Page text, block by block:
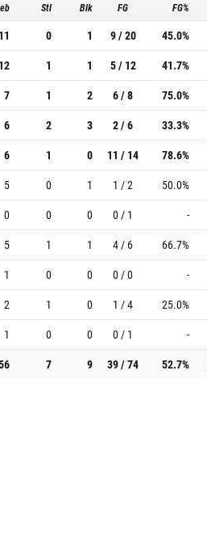
Stl Blk FG FG%
11 0 1 9 / 20 45.0%
12 1 1 5 / 12 41.7%
7 1 2 6 / 8 75.0%
6 2 3 2 / 6 33.3%
6 1 0 11 / 14 78.6%
5 0 1 1 / 2 50.0%
0 0 0 0 / 1 -
5 1 1 4 / 6 66.7%
1 0 0 0 / 0 -
2 1 0 1 / 4 25.0%
1 0 0 0 / 1 -
7 9 39 / 74 52.7%